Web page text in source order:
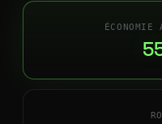
ÉCONOMIE